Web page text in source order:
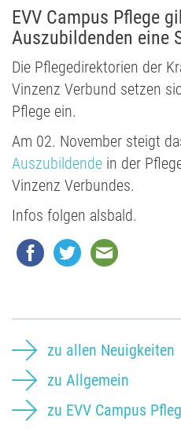
EVV Campus Pflege
Auszubildenden eine
Die Pflegedirektorien der
Vinzenz Verbund setzen
Pflege ein.
Am 02. November steigt
Auszubildende in der
Vinzenz Verbundes.
Infos folgen alsbald.
zu allen Neuigkeiten
zu Allgemein
zu EVV Campus